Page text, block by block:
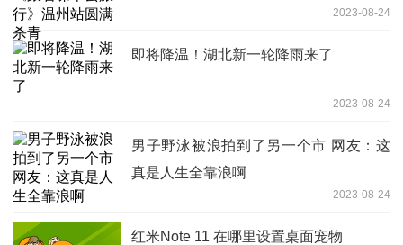
2023-08-24
即将降温！湖北新一轮降雨来了
2023-08-24
男子野泳被浪拍到了另一个市 网友：这
真是人生全靠浪啊
2023-08-24
红米Note 11 在哪里设置桌面宠物